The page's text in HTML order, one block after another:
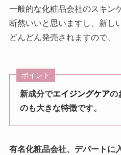
一般的な化粧品会社のスキン
断然いいと思いますし、新し
どんどん発売されますので、
ポイント
新成分でエイジングケアの
のも大きな特徴です。
有名化粧品会社、デパートに